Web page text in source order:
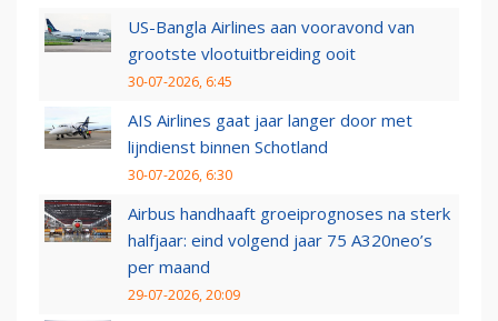
US-Bangla Airlines aan vooravond van
grootste vlootuitbreiding ooit
30-07-2026, 6:45
AIS Airlines gaat jaar langer door met
lijndienst binnen Schotland
30-07-2026, 6:30
Airbus handhaaft groeiprognoses na sterk
halfjaar: eind volgend jaar 75 A320neo’s
per maand
29-07-2026, 20:09